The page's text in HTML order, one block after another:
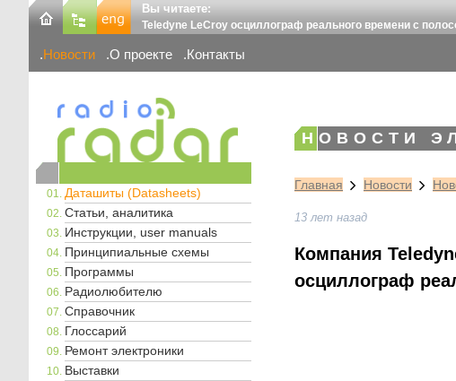
Вы читаете:
Teledyne LeCroy осциллограф реального времени с
Новости О проекте Контакты
Даташиты (Datasheets)
Статьи, аналитика
Инструкции, user manuals
Принципиальные схемы
Программы
Радиолюбителю
Справочник
Глоссарий
Ремонт электроники
Выставки
НОВОСТИ
Главная Новости
13 лет назад
Компания
осциллограф